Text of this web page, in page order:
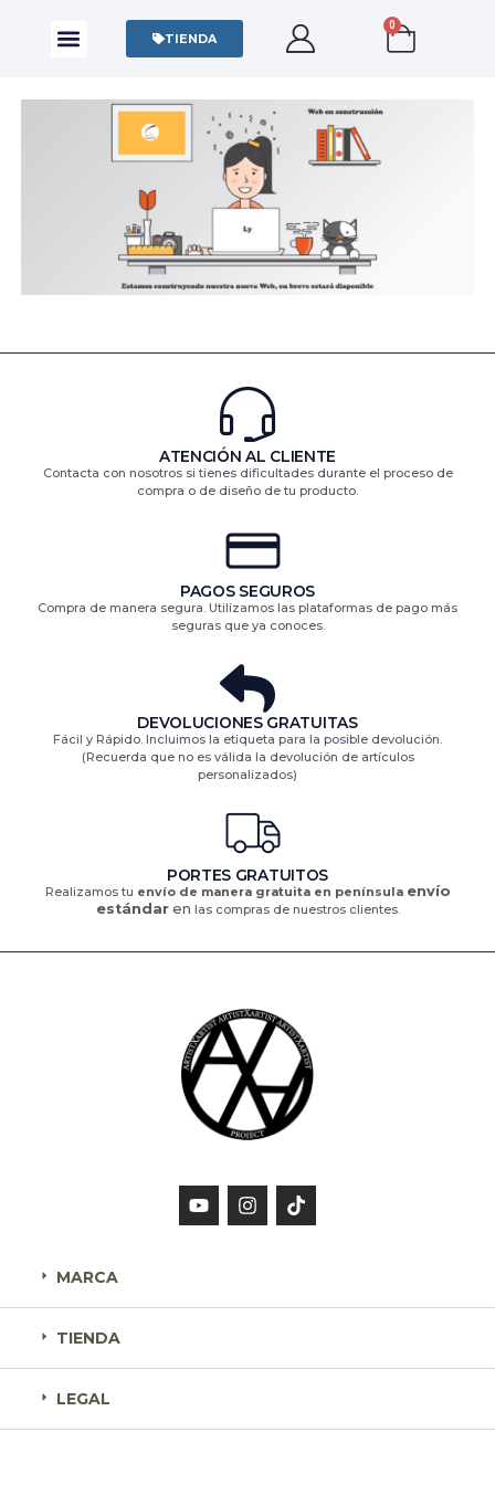
TIENDA
0
ATENCIÓN AL CLIENTE
Contacta con nosotros si tienes dificultades durante el proceso de
compra o de diseño de tu producto.
PAGOS SEGUROS
Compra de manera segura. Utilizamos las plataformas de pago más
seguras que ya conoces.
DEVOLUCIONES GRATUITAS​
Fácil y Rápido. Incluimos la etiqueta para la posible devolución.
(Recuerda que no es válida la devolución de artículos
personalizados)​
PORTES GRATUITOS
Realizamos tu envío de manera gratuita en península envío
estándaren las compras de nuestros clientes.
MARCA
TIENDA
LEGAL